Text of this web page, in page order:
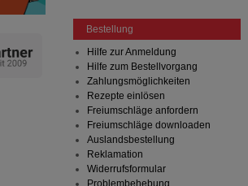
Bestellung
Hilfe zur Anmeldung
Hilfe zum Bestellvorgang
Zahlungsmöglichkeiten
Rezepte einlösen
Freiumschläge anfordern
Freiumschläge downloaden
Auslandsbestellung
Reklamation
Widerrufsformular
Problembehebung